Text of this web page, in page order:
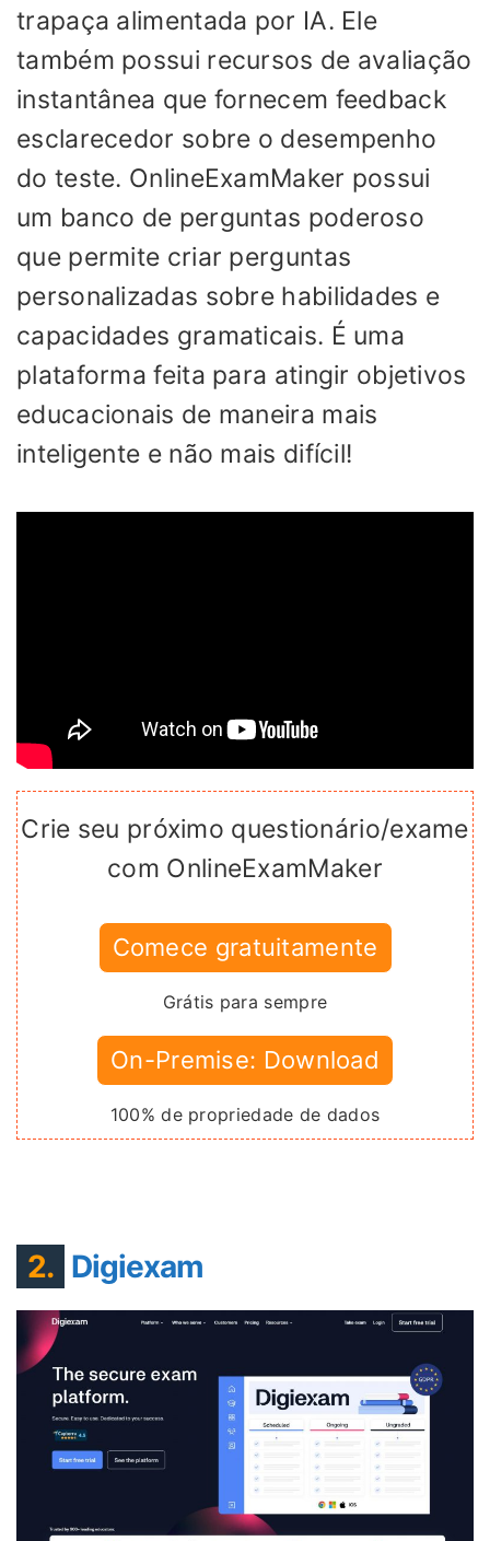
trapaça alimentada por IA. Ele
também possui recursos de avaliação
instantânea que fornecem feedback
esclarecedor sobre o desempenho
do teste. OnlineExamMaker possui
um banco de perguntas poderoso
que permite criar perguntas
personalizadas sobre habilidades e
capacidades gramaticais. É uma
plataforma feita para atingir objetivos
educacionais de maneira mais
inteligente e não mais difícil!
Crie seu próximo questionário/exame
com OnlineExamMaker
Comece gratuitamente
Grátis para sempre
On-Premise: Download
100% de propriedade de dados
2. Digiexam